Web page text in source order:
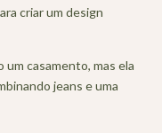
criar um design
casamento, mas ela
jeans e uma